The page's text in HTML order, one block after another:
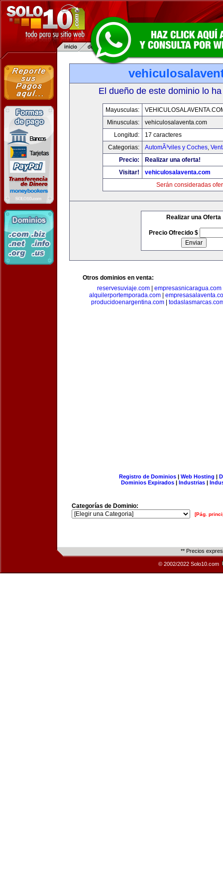
El dueño de este dominio lo
Mayusculas:
Minusculas:
vehiculosalaventa.com
Longitud:
17 caracteres
Categorias:
AutomÃ³viles y Coches,
Precio:
Realizar una oferta!
Visitar!
vehiculosalaventa.com
Serán consideradas
Realizar una Oferta
Precio Ofrecido $
Otros dominios en venta:
reservesuviaje.com| empresasnicaragua.com
alquilerportemporada.com
producidoenargentina.com|
Registro de Dominios| Web Hosting |
Dominios Expirados | Industrias |
Categorías de Dominio:
[Pág.
** Precios
© 2002/2022 Solo10.com